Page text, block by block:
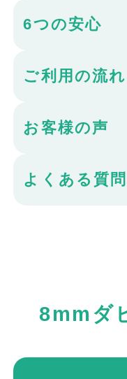
6つの安心
ご利用の流れ
お客様の声
よくある質問
8mmダ